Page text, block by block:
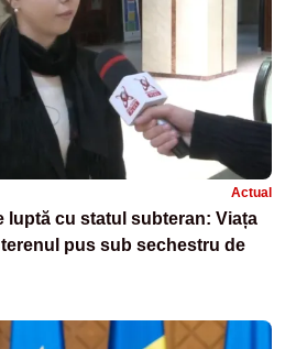
Actual
luptă cu statul subteran: Viața
pus sub sechestru de